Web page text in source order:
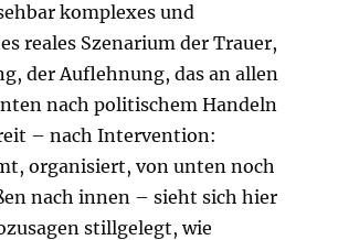
komplexes und
reales Szenarium der Trauer,
der Auflehnung, das an allen
nach politischem Handeln
– nach Intervention:
organisiert, von unten noch
nach innen – sieht sich hier
stillgelegt, wie